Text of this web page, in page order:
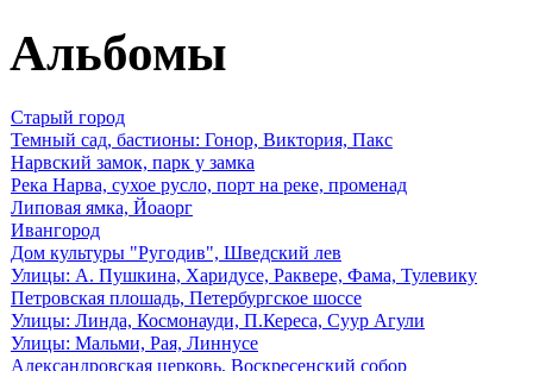
Альбомы
Старый город
Темный сад, бастионы: Гонор, Виктория, Пакс
Нарвский замок, парк у замка
Река Нарва, сухое русло, порт на реке, променад
Липовая ямка, Йоаорг
Ивангород
Дом культуры "Ругодив", Шведский лев
Улицы: А. Пушкина, Харидусе, Раквере, Фама, Тулевику
Петровская плошадь, Петербургское шоссе
Улицы: Линда, Космонауди, П.Кереса, Суур Агули
Улицы: Мальми, Рая, Линнусе
Александровская церковь, Воскресенский собор